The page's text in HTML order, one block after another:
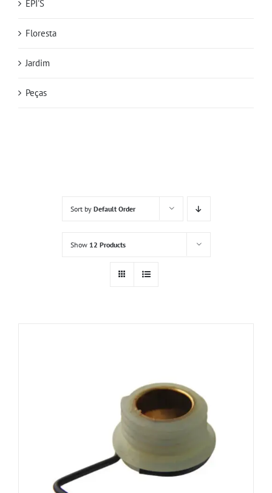
Sort by Default Order
Show 12 Products
EPI'S
Floresta
Jardim
Peças